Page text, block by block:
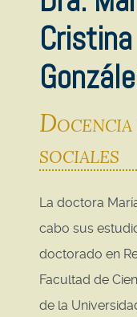
sociales
La doctora
cabo sus
doctorado en
Facultad de
de la